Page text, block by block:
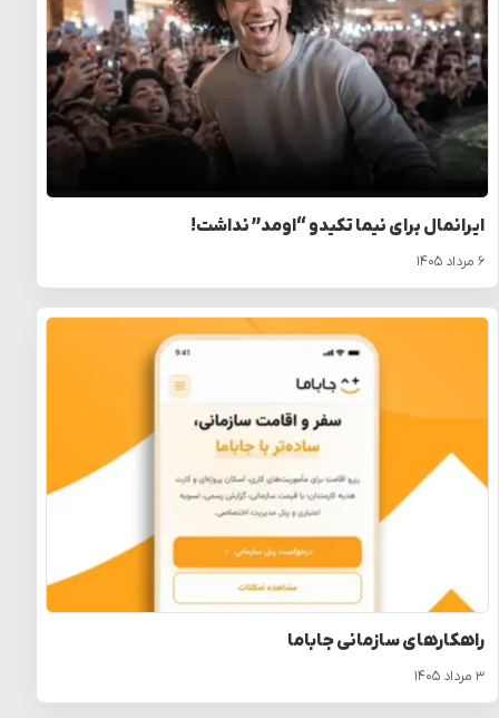
ایرانمال برای نیما تکیدو “اومد” نداشت!
۶ مرداد ۱۴۰۵
راهکارهای سازمانی جاباما
۳ مرداد ۱۴۰۵